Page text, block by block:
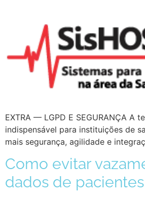
EXTRA — LGPD E SEGURANÇA A
indispensável para instituições de
mais segurança, agilidade e
Como evitar
dados de pacientes